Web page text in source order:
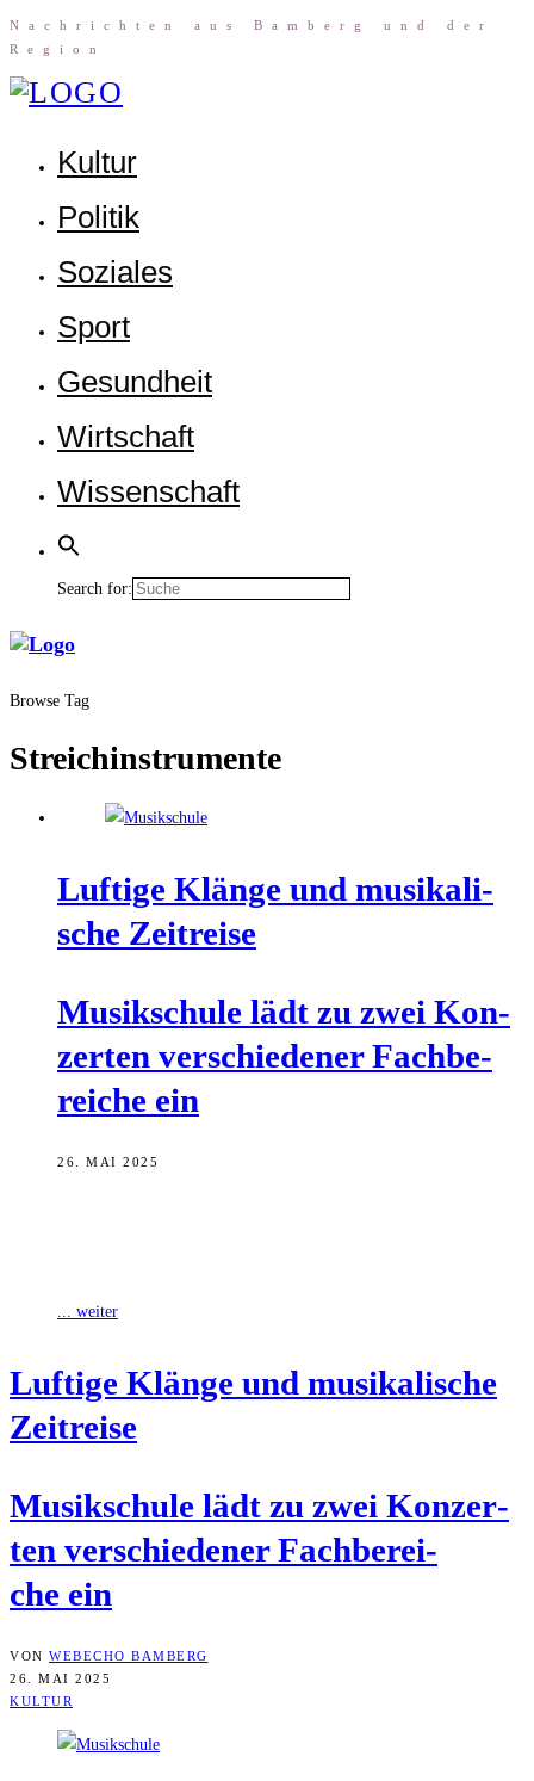
Nach­rich­ten aus Bam­berg und der
Region
Kul­tur
Poli­tik
Sozia­les
Sport
Gesund­heit
Wirt­schaft
Wis­sen­schaft
Search for:
Browse Tag
Streichinstrumente
Luf­ti­ge Klän­ge und musi­ka­li­
sche Zeitreise
Musik­schu­le lädt zu zwei Kon­
zer­ten ver­schie­de­ner Fach­be­
rei­che ein
26. MAI 2025
... weiter
Luf­ti­ge Klän­ge und musi­ka­li­sche
Zeitreise
Musik­schu­le lädt zu zwei Kon­zer­
ten ver­schie­de­ner Fach­be­rei­
che ein
VON WEBECHO BAMBERG
26. MAI 2025
KULTUR